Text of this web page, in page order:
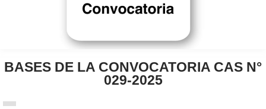
BASES DE LA CONVOCATORIA CAS N°
029-2025